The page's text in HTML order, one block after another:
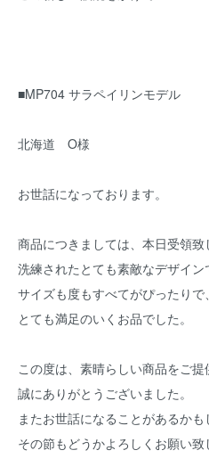
■MP704 サラペイリンモデル
北海道 O様
お世話になっております。
商品につきましては、本日受領致
洗練されたとても素敵なデザイン
サイズも度もすべてがぴったりで、
とても満足のいくお品でした。
この度は、素晴らしい商品をご提
誠にありがとうございました。
またお世話になることがあるかも
その節もどうかよろしくお願い致